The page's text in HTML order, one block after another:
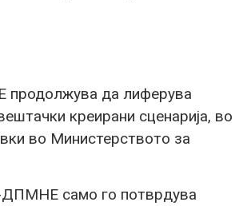
да лиферува
креирани сценарија, во
во Министерството за
само го потврдува